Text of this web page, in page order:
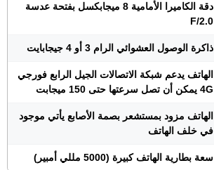
دقة الكاميرا الأمامية 8 ميجابكسل بفتحة عدسة
F/2.0
ذاكرة الوصول العشوائي الرام 3 أو 4 جيجابايت
الهاتف يدعم شبكة الاتصالات الجيل الرابع فورجي
4G يمكن أن تصل سرعتها حتى 150 ميجابت
الهاتف مزود بمستشعر بصمة الأصابع يأتي موجود
في خلف الهاتف
سعة بطارية الهاتف كبيرة (5000 مللي أمبير)